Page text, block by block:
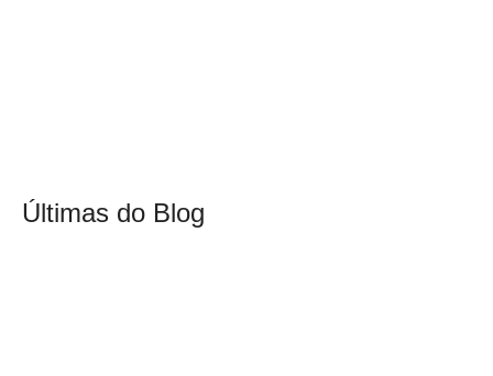
Últimas do Blog